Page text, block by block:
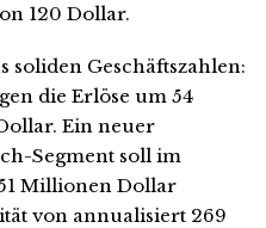
120 Dollar.
soliden Geschäftszahlen:
die Erlöse um 54
Ein neuer
Segment soll im
Millionen Dollar
von annualisiert 269